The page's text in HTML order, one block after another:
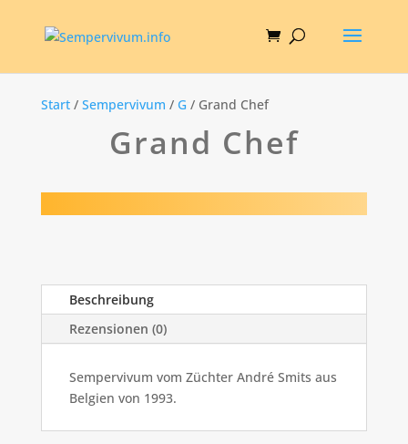
Start/ Sempervivum / G / Grand Chef
Grand Chef
Beschreibung
Rezensionen (0)
Sempervivum vom Züchter André Smits aus
Belgien von 1993.